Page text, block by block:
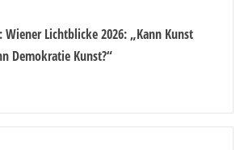
: Wiener Lichtblicke 2026: „Kann Kunst
Demokratie Kunst?“